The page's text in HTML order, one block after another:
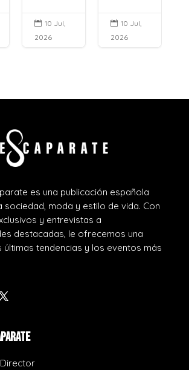
 10 Jul,
2026
 10 Jul,
2026
es una publicación española
sociedad, moda y estilo de vida. Con
y entrevistas a
destacadas, le ofrecemos una
últimas tendencias y los eventos más